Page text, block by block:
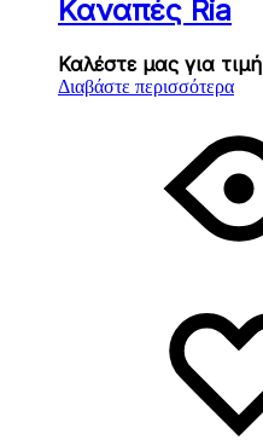
Καναπές Ria
Καλέστε μας για τιμή
Διαβάστε περισσότερα